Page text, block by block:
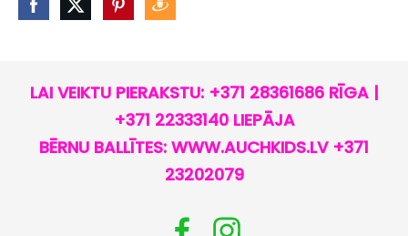
LAI VEIKTU PIERAKSTU: +371 28361686 RĪGA |
+371 22333140 LIEPĀJA
BĒRNU BALLĪTES: WWW.AUCHKIDS.LV +371
23202079